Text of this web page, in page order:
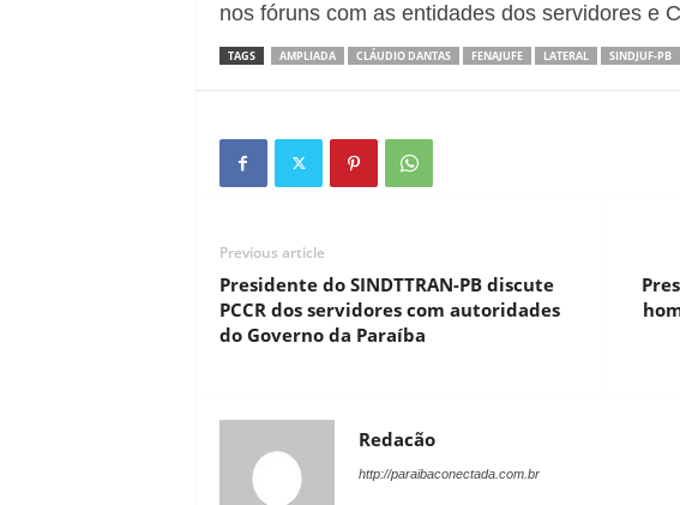
nos fóruns com as entidades dos servidores e
TAGS AMPLIADA CLÁUDIO DANTAS FENAJUFE LATERAL SINDJUF-PB
Previous article
Presidente do SINDTTRAN-PB discute
PCCR dos servidores com autoridades
do Governo da Paraíba
Redacão
http://paraibaconectada.com.br